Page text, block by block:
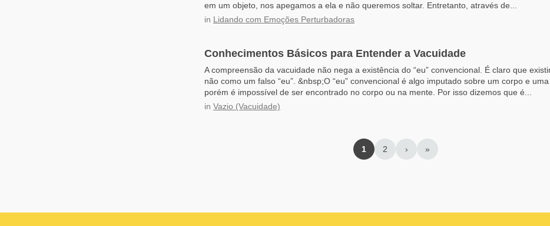
em um objeto, nos apegamos a ela e não queremos soltar. Entretanto, através de...
in Lidando com Emoções Perturbadoras
Conhecimentos Básicos para Entender a Vacuidade
A compreensão da vacuidade não nega a existência do “eu” convencional. É claro que
não como um falso “eu”. &nbsp;O “eu” convencional é algo imputado sobre um corpo e uma
porém é impossível de ser encontrado no corpo ou na mente. Por isso dizemos que é...
in Vazio (Vacuidade)
1 2 › »